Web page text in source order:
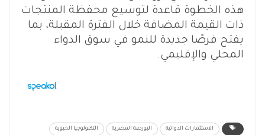
هذه الخطوة قاعدة لتوسيع محفظة المنتجات
ذات القيمة المضافة خلال الفترة المقبلة، بما
يفتح فرصًا جديدة للنمو في سوق الدواء
المحلي والإقليمي.
الاستثمارات الدوائية البورصة المصرية التكنولوجيا الحيوية